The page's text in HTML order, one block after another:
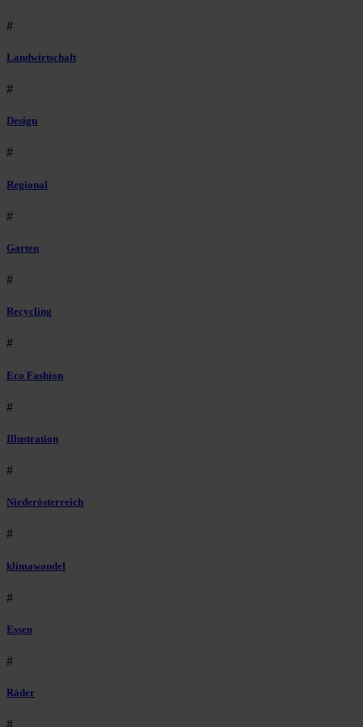
#
Landwirtschaft
#
Design
#
Regional
#
Garten
#
Recycling
#
Eco Fashion
#
Illustration
#
Niederösterreich
#
klimawandel
#
Essen
#
Räder